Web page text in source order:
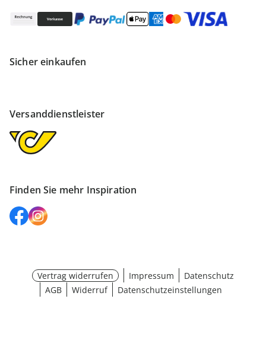
Sicher einkaufen
Versanddienstleister
Finden Sie mehr Inspiration
Vertrag widerrufen Impressum
Datenschutz
AGB
Widerruf Datenschutzeinstellungen